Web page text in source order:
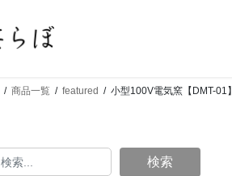
商品一覧 featured 小型100V電気窯【DMT-01】
検索